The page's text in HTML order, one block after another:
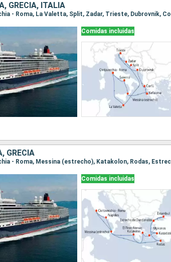
GRECIA, ITALIA
Comidas incluidas
GRECIA
Comidas incluidas